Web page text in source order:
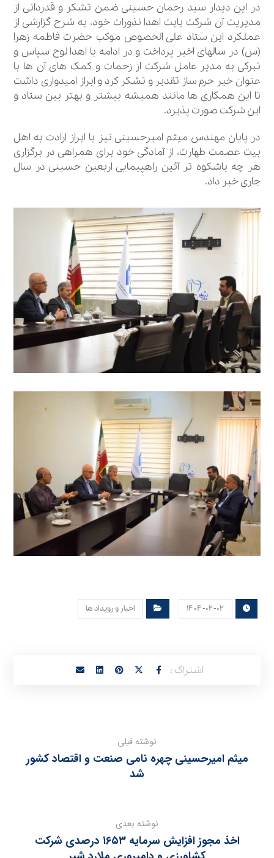
در این دیدار سید رحمان حسینی ضمن تشکر و قدردانی از
مدیریت آن شرکت بابت اهدا نذورات خود، به شرح گزارشی از
عملکرد این ستاد علی الخصوص موکب حضرت فاطمه زهرا
(س) در سالهای اخیر پرداخت و در ادامه با اهدا لوح سپاس و
تبرکی به مدیر عامل شرکت از زحمات و کمک های آن ها با
عنوان خیر حرم ساز تقدیر و تشکر کرد و ابراز امیدواری داشت
تا این همکاری ها مانند همیشه بیشتر و بهتر بین ستاد و
این شرکت صورت پذیرد.
در پایان مهندس میثم امیرحسینی نیز با ابراز ارادت به اهل
بیت عصمت طهارت، از آمادگی خود برای همراهی در برگزاری
هر چه باشکوه تر آئین راهپیمایی اربعین حسینی در سال
جاری خبر داد.
۱۴۰۴-۰۲-۰۲ اخبار و رویداد ها
نوشته قبلی
میثم امیرحسینی چهره نامی صنعت و اقتصاد کشور
شد
نوشته بعدی
اخذ مجوز افزایش سرمایه ۱۶۵۳ درصدی شرکت